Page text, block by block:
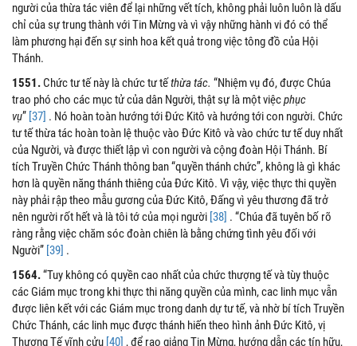
người của thừa tác viên để lại những vết tích, không phải luôn luôn là dấu
chỉ của sự trung thành với Tin Mừng và vì vậy những hành vi đó có thể
làm phương hại đến sự sinh hoa kết quả trong việc tông đồ của Hội
Thánh.
1551. Chức tư tế này là chức tư tếthừa tác. “Nhiệm vụ đó, được Chúa
trao phó cho các mục tử của dân Người, thật sự là một việcphục
vụ” [37] . Nó hoàn toàn hướng tới Đức Kitô và hướng tới con người. Chức
tư tế thừa tác hoàn toàn lệ thuộc vào Đức Kitô và vào chức tư tế duy nhất
của Người, và được thiết lập vì con người và cộng đoàn Hội Thánh. Bí
tích Truyền Chức Thánh thông ban “quyền thánh chức”, không là gì khác
hơn là quyền năng thánh thiêng của Đức Kitô. Vì vậy, việc thực thi quyền
này phải rập theo mẫu gương của Đức Kitô, Đấng vì yêu thương đã trở
nên người rốt hết và là tôi tớ của mọi người [38] . “Chúa đã tuyên bố rõ
ràng rằng việc chăm sóc đoàn chiên là bằng chứng tình yêu đối với
Người” [39] .
1564.“Tuy không có quyền cao nhất của chức thượng tế và tùy thuộc
các Giám mục trong khi thực thi năng quyền của mình, cac linh mục vẫn
được liên kết với các Giám mục trong danh dự tư tế, và nhờ bí tích Truyền
Chức Thánh, các linh mục được thánh hiến theo hình ảnh Đức Kitô, vị
Thượng Tế vĩnh cửu [40] , để rao giảng Tin Mừng, hướng dẫn các tín hữu,